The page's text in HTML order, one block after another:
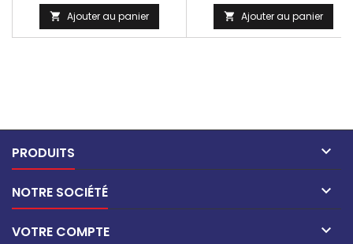
 Ajouter au panier  Ajouter au panier
PRODUITS 
NOTRE SOCIÉTÉ 
VOTRE COMPTE 